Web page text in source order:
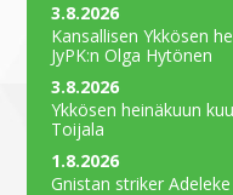
3.8.2026
Kansallisen Ykkösen
JyPK:n Olga Hytönen
3.8.2026
Ykkösen heinäkuun
Toijala
1.8.2026
Gnistan striker